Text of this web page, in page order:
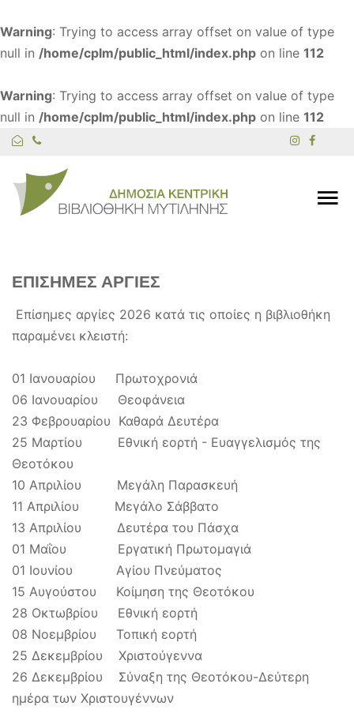
Warning: Trying to access array offset on value of type
null in /home/cplm/public_html/index.php on line 112
Warning: Trying to access array offset on value of type
null in /home/cplm/public_html/index.php on line 112
ΕΠΙΣΗΜΕΣ ΑΡΓΙΕΣ
Επίσημες αργίες 2026 κατά τις οποίες η βιβλιοθήκη
παραμένει κλειστή:
01 Ιανουαρίου Πρωτοχρονιά
06 Ιανουαρίου Θεοφάνεια
23 Φεβρουαρίου Καθαρά Δευτέρα
25 Μαρτίου Εθνική εορτή - Ευαγγελισμός της
Θεοτόκου
10 Απριλίου Μεγάλη Παρασκευή
11 Απριλίου Μεγάλο Σάββατο
13 Απριλίου Δευτέρα του Πάσχα
01 Μαΐου Εργατική Πρωτομαγιά
01 Ιουνίου Αγίου Πνεύματος
15 Αυγούστου Κοίμηση της Θεοτόκου
28 Οκτωβρίου Εθνική εορτή
08 Νοεμβρίου Τοπική εορτή
25 Δεκεμβρίου Χριστούγεννα
26 Δεκεμβρίου Σύναξη της Θεοτόκου-Δεύτερη
ημέρα των Χριστουγέννων